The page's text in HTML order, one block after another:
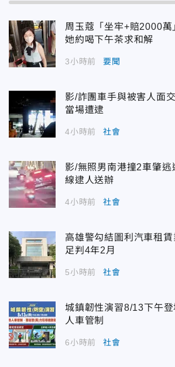
周玉蔻「坐牢+賠2000萬
她約喝下午茶求和解
3小時前 要聞
影/詐團車手與被害人面
當場遭逮
4小時前 社會
影/無照男南港撞2車肇
線逮人送辦
4小時前 社會
高雄警勾結圖利汽車租
足判4年2月
5小時前 社會
城鎮韌性演習8/13下午
人車管制
6小時前 社會